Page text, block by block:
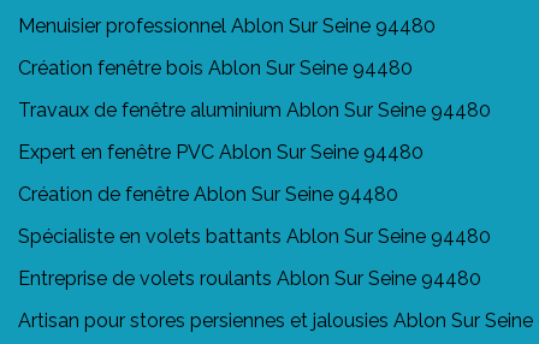
Menuisier professionnel Ablon Sur Seine 94480
Création fenêtre bois Ablon Sur Seine 94480
Travaux de fenêtre aluminium Ablon Sur Seine 94480
Expert en fenêtre PVC Ablon Sur Seine 94480
Création de fenêtre Ablon Sur Seine 94480
Spécialiste en volets battants Ablon Sur Seine 94480
Entreprise de volets roulants Ablon Sur Seine 94480
Artisan pour stores persiennes et jalousies Ablon Sur